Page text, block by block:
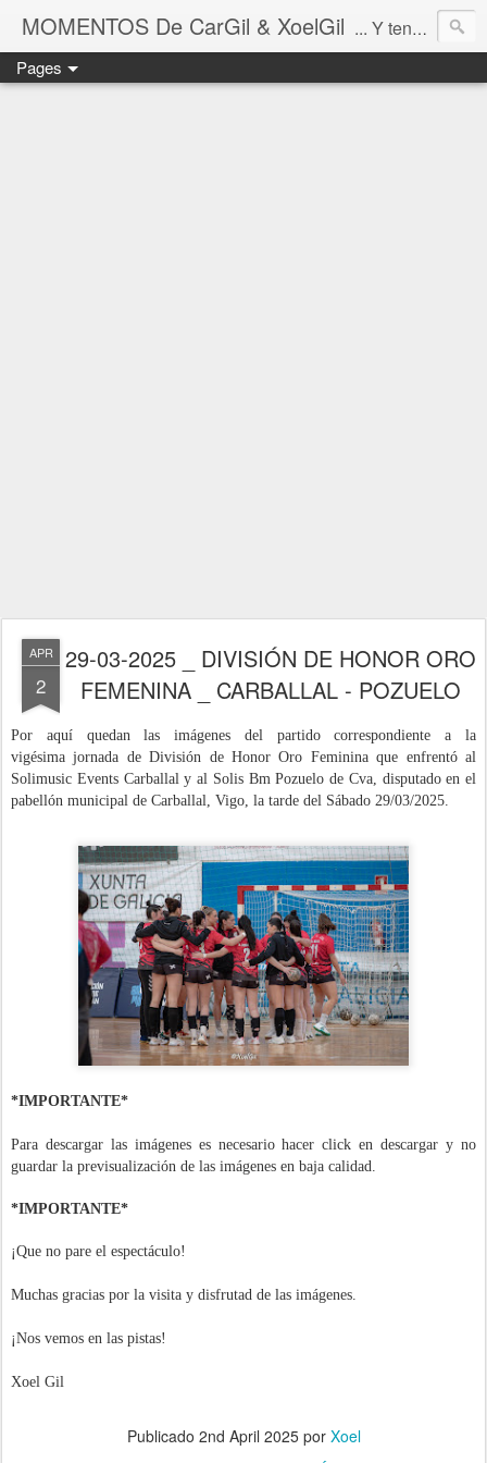
MOMENTOS De CarGil & XoelGil ... Y tengan cuidado ahí fuera, por favor.
Pages
APR
2
29-03-2025 _ DIVISIÓN DE HONOR ORO
FEMENINA _ CARBALLAL - POZUELO
Por aquí quedan las imágenes del partido correspondiente a la
vigésimajornada de División de Honor Oro Femininaque enfrentó al
Solimusic Events Carballal y al Solis Bm Pozuelo de Cva, disputadoen el
pabellón municipal de Carballal, Vigo, la tarde del Sábado 29/03/2025.
*IMPORTANTE*
Para descargar las imágenes es necesario hacer click en descargar y no
guardar la previsualización de las imágenes en baja calidad.
*IMPORTANTE*
¡Que no pare el espectáculo!
Muchas gracias por la visita y disfrutad de las imágenes.
¡Nos vemos en las pistas!
Xoel Gil
Publicado 2nd April 2025por Xoel